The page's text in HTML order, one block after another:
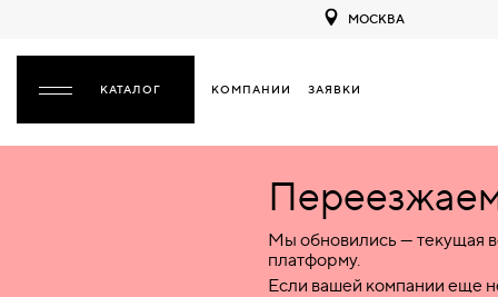
МОСКВА
КОМПАНИИ ЗАЯВКИ
НАЗАД
Межкомнатные
Деревянные
Входные
Металлические
Специализированные
Металлические
Мы обновились — текущая
платформу.
Если вашей компании еще